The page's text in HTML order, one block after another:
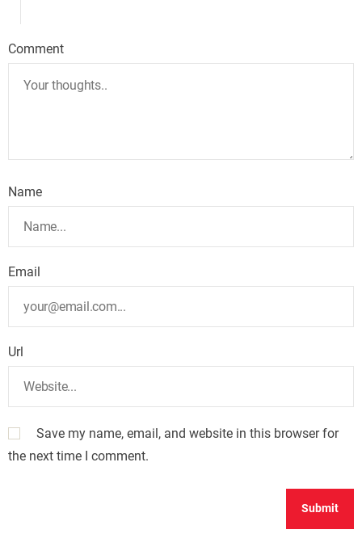
Comment
Name
Email
Url
Save my name, email, and website in this browser for
the next time I comment.